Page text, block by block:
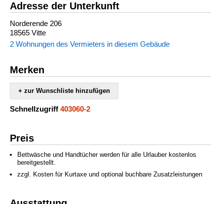
Adresse der Unterkunft
Norderende 206
18565 Vitte
2 Wohnungen des Vermieters in diesem Gebäude
Merken
+ zur Wunschliste hinzufügen
Schnellzugriff 403060-2
Preis
Bettwäsche und Handtücher werden für alle Urlauber kostenlos
bereitgestellt.
zzgl. Kosten für Kurtaxe und optional buchbare Zusatzleistungen